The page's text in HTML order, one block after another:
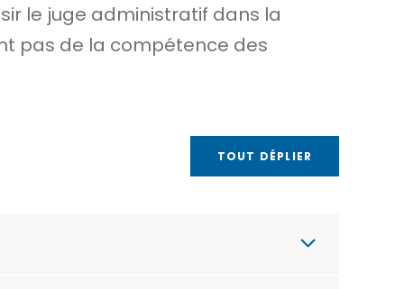
le juge administratif dans la
pas de la compétence des
TOUT DÉPLIER